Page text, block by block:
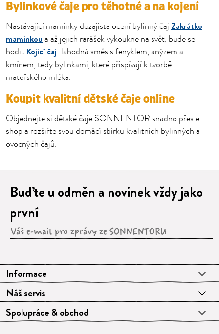
Bylinkové čaje pro těhotné a na kojení
Nastávající maminky dozajista ocení bylinný čaj Zakrátko
maminkoua až jejich rarášek vykoukne na svět, bude se
hoditKojicí čaj: lahodná směs s fenyklem, anýzem a
kmínem, tedy bylinkami, které přispívají k tvorbě
mateřského mléka.
Koupit kvalitní dětské čaje online
Objednejte si dětské čaje SONNENTOR snadno přes e-
shop a rozšiřte svou domácí sbírku kvalitních bylinných a
ovocných čajů.
Informace
Náš servis
Spolupráce & obchod
Buďte u odměn a novinek vždy jako
první